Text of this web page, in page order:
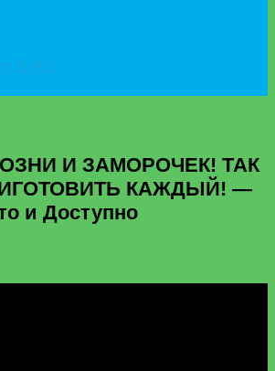
И ЗАМОРОЧЕК! ТАК
КАЖДЫЙ! —
и Доступно